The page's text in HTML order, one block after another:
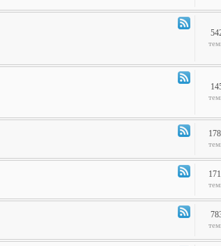
Канал
Кабинет
Канал
-
Канал
-
Канал
-